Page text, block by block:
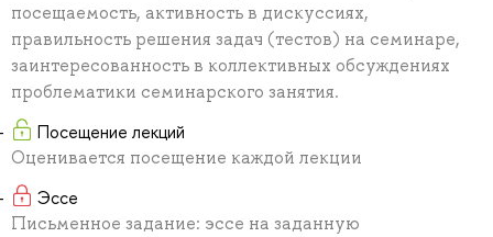
посещаемость, активность в дискуссиях,
правильность решения задач (тестов) на семинаре,
заинтересованность в коллективных обсуждениях
проблематики семинарского занятия.
Посещение лекций
Оценивается посещение каждой лекции
Эссе
Письменное задание: эссе на заданную